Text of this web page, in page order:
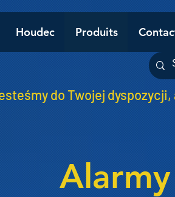
Houdec Produits
do Twojej